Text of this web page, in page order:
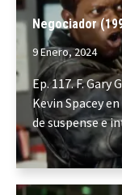
Negociador
9 Enero, 2024
Ep. 117. F. Gary
Kevin Spacey
de suspense e